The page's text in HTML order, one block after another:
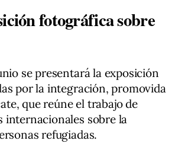
fotográfica sobre
se presentará la exposición
por la integración, promovida
que reúne el trabajo de
internacionales sobre la
refugiadas.